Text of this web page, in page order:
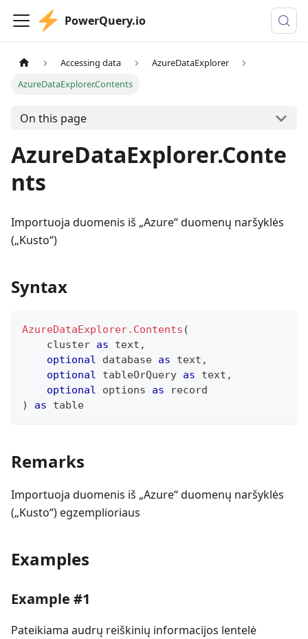
PowerQuery.io
Accessing data
AzureDataExplorer
AzureDataExplorer.Contents
On this page
AzureDataExplorer.Conte
nts
Importuoja duomenis iš „Azure“ duomenų naršyklės
(„Kusto“)
Syntax
AzureDataExplorer.Contents (
    cluster
as text ,
optional database as text ,
optional tableOrQuery as text ,
optional options as
record
)
as table
Remarks
Importuoja duomenis iš „Azure“ duomenų naršyklės
(„Kusto“) egzemplioriaus
Examples
Example #1
Pateikiama audrų reiškinių informacijos lentelė